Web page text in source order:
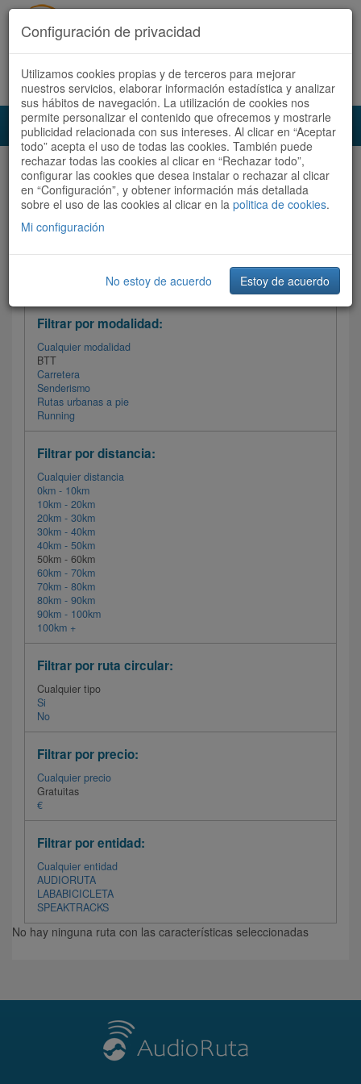
Acceder Registrate ahora Español | Català
Audioruta Todas las rutas
Todas las rutas
Ordenar por: Más recientes /
Filtrar las rutas
Filtrar por modalidad:
Cualquier modalidad
BTT
Carretera
Senderismo
Rutas urbanas a pie
Running
Filtrar por distancia:
Cualquier distancia
0km - 10km
10km - 20km
20km - 30km
30km - 40km
40km - 50km
50km - 60km
60km - 70km
70km - 80km
80km - 90km
90km - 100km
100km +
Filtrar por ruta circular:
Cualquier tipo
Si
No
Filtrar por precio:
Cualquier precio
Gratuitas
€
Filtrar por entidad:
Cualquier entidad
AUDIORUTA
LABABICICLETA
SPEAKTRACKS
No hay ninguna ruta con las características seleccionadas
Configuración de privacidad
Utilizamos cookies propias y de terceros para mejorar
nuestros servicios, elaborar información estadística y analizar
sus hábitos de navegación. La utilización de cookies nos
permite personalizar el contenido que ofrecemos y mostrarle
publicidad relacionada con sus intereses. Al clicar en “Aceptar
todo” acepta el uso de todas las cookies. También puede
rechazar todas las cookies al clicar en “Rechazar todo”,
configurar las cookies que desea instalar o rechazar al clicar
en “Configuración”, y obtener información más detallada
sobre el uso de las cookies al clicar en la politica de cookies.
Mi configuración
No estoy de acuerdo Estoy de acuerdo